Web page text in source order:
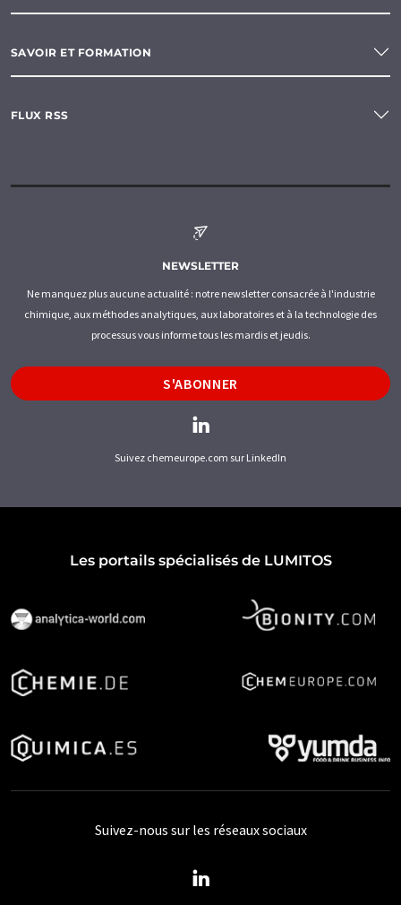
SAVOIR ET FORMATION
FLUX RSS
NEWSLETTER
Ne manquez plus aucune actualité : notre newsletter consacrée à l'industrie
chimique, aux méthodes analytiques, aux laboratoires et à la technologie des
processus vous informe tous les mardis et jeudis.
S'ABONNER
Suivez chemeurope.com sur LinkedIn
Les portails spécialisés de LUMITOS
Suivez-nous sur les réseaux sociaux